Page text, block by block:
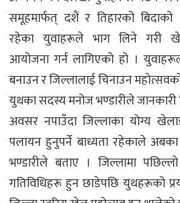
समूहमार्फत् दशैं र तिहारको बिदाको
रहेका युवाहरूले भाग लिने गरी
आयोजना गर्न लागिएको हो ।
बनाउन र जिल्लालाई चिनाउन
युथका सदस्य मनोज भण्डारीले जानकारी
अवसर नपाउँदा जिल्लाका योग्य
पलायन हुनुपर्ने बाध्यता रहेकाले अबका
भण्डारीले बताए । जिल्लामा
गतिविधिहरू हुन छाडेपछि युथहरूको